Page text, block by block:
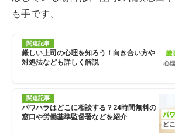
も手です。
関連記事
厳しい上司の心理を知ろう！向き合い方や
対処法なども詳しく解説
関連記事
パワハラはどこに相談する？24時間無料の
窓口や労働基準監督署などを紹介